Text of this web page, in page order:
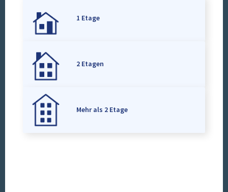
1 Etage
2 Etagen
Mehr als 2 Etage